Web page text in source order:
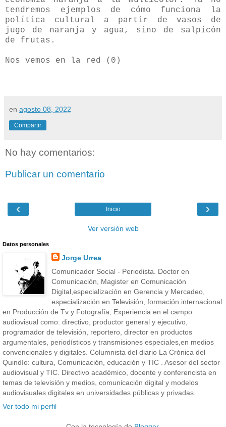
tendremos ejemplos de cómo funciona la
política cultural a partir de vasos de
jugo de naranja y agua, sino de salpicón
de frutas.
Nos vemos en la red (0)
en agosto 08, 2022
Compartir
No hay comentarios:
Publicar un comentario
‹ ›
Inicio
Ver versión web
Datos personales
Jorge Urrea
Comunicador Social - Periodista. Doctor en
Comunicación, Magister en Comunicación
Digital,especialización en Gerencia y Mercadeo,
especialización en Televisión, formación internacional
en Producción de Tv y Fotografía, Experiencia en el campo
audiovisual como: directivo, productor general y ejecutivo,
programador de televisión, reportero, director en productos
argumentales, periodísticos y transmisiones especiales,en medios
convencionales y digitales. Columnista del diario La Crónica del
Quindío: cultura, Comunicación, educación y TIC . Asesor del sector
audiovisual y TIC. Directivo académico, docente y conferencista en
temas de televisión y medios, comunicación digital y modelos
audiovisuales digitales en universidades públicas y privadas.
Ver todo mi perfil